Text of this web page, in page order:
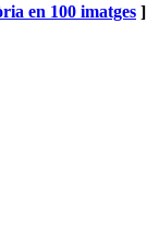
en 100 imatges ]